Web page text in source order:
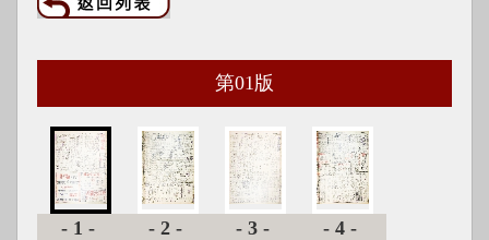
第01 版
-1- -2- -3- -4-